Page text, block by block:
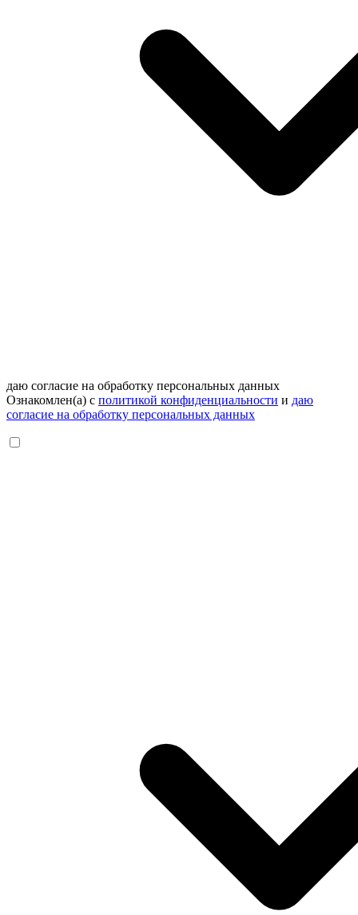
даю согласие на обработку персональных данных
Ознакомлен(а) с политикой конфиденциальности и даю
согласие на обработку персональных данных